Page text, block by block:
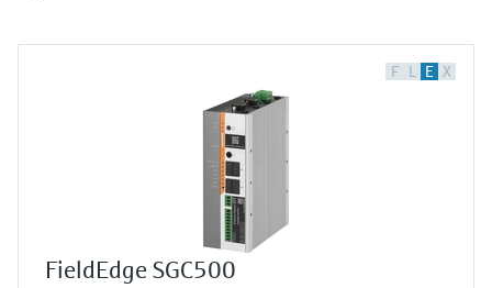
F L E X
FieldEdge SGC500